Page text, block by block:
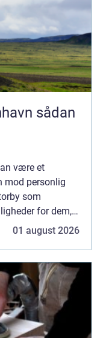
være et
mod personlig
som
for dem,
01 august 2026